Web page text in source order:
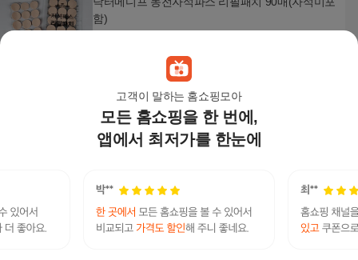
고객이 말하는 홈쇼핑모아
모든 홈쇼핑을 한 번에,
앱에서 최저가를 한눈에
함)
OK동전패치, 오행자금 자석파스 리필용 리필지10
0매X4개 총400매
9,900 원
아텍스테이핑자석패치 동전형 리필패치 200매